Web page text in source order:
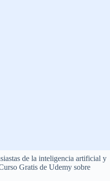
de la inteligencia artificial y
Gratis de Udemy sobre